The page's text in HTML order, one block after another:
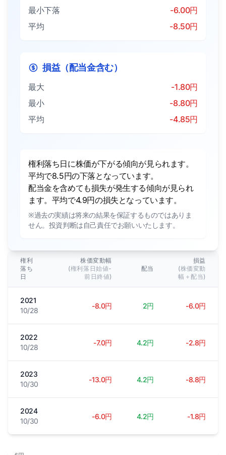
最小下落
-6.00円
平均
-8.50円
損益（配当金含む）
最大
-1.80円
最小
-8.80円
平均
-4.85円
権利落ち日に株価が下がる傾向が見られます。
平均で8.5円の下落となっています。
配当金を含めても損失が発生する傾向が見られ
ます。平均で4.9円の損失となっています。
※過去の実績は将来の結果を保証するものではありま
せん。投資判断は自己責任でお願いいたします。
権利
落ち
日
株価変動幅
(権利落日始値-
前日終値)
配当
損益
(株価変動
幅＋配当)
2021
10/28
-8.0円 2円 -6.0円
2022
10/28
-7.0円 4.2円 -2.8円
2023
10/30
-13.0円 4.2円 -8.8円
2024
10/30
-6.0円 4.2円 -1.8円